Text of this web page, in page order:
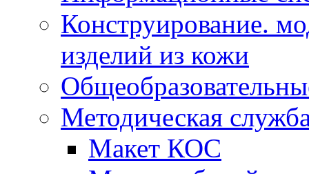
Конструирование.
изделий из кожи
Методическая
Макет КОС